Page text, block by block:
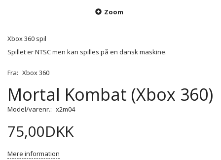
Zoom
Xbox 360 spil
Spillet er NTSC men kan spilles på en dansk maskine.
Fra: Xbox 360
Mortal Kombat (Xbox 360)
Model/varenr.: x2m04
75,00DKK
Mere information